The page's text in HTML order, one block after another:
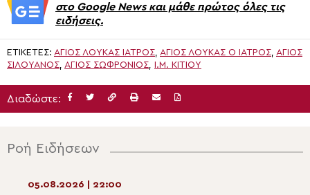
στο Google News και μάθε πρώτος όλες τις
ειδήσεις.
ΕΤΙΚΈΤΕΣ: ΑΓΙΟΣ ΛΟΥΚΑΣ ΙΑΤΡΟΣ, ΑΓΙΟΣ ΛΟΥΚΆΣ Ο ΙΑΤΡΌΣ, ΑΓΙΟΣ
ΣΙΛΟΥΑΝΌΣ, ΑΓΙΟΣ ΣΩΦΡΟΝΙΟΣ, Ι.Μ. ΚΙΤΊΟΥ
Διαδώστε:
Ροή Ειδήσεων
05.08.2026 | 22:00